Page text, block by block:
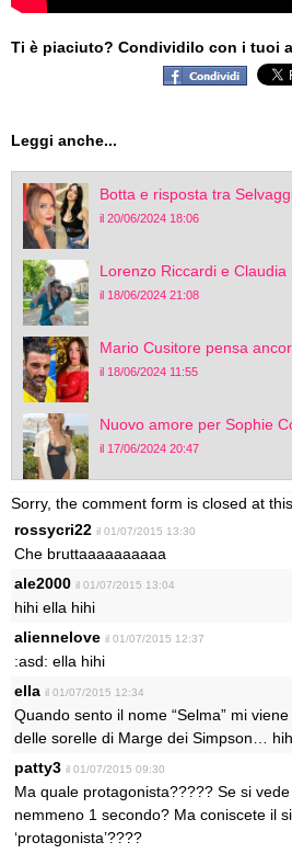
Ti è piaciuto? Condividilo con i tuoi
Leggi anche...
Botta e risposta tra
il 20/06/2024 18:06
Lorenzo Riccardi e Claudia
il 18/06/2024 21:08
Mario Cusitore pensa
il 18/06/2024 11:55
Nuovo amore per Sophie
il 17/06/2024 20:47
Sorry, the comment form is closed at
rossycri22 il 01/07/2015 13:30
Che bruttaaaaaaaaaa
ale2000 il 01/07/2015 13:04
hihi ella hihi
aliennelove il 01/07/2015 12:37
:asd: ella hihi
ella il 01/07/2015 12:34
Quando sento il nome “Selma” mi
delle sorelle di Marge dei Simpson…
patty3 il 01/07/2015 09:30
Ma quale protagonista????? Se si
nemmeno 1 secondo? Ma coniscete il
‘protagonista’????